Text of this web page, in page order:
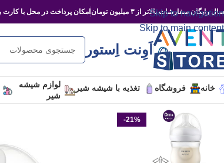
Skip to navigation
Skip to main content
رایگان سفارشات بالاتر از ۳ میلیون تومان امکان پرداخت در محل با کارت
اَوِنت اِستور
خانه فروشگاه تغذیه با شیشه شیر
لوازم شیشه
شیر
-21%